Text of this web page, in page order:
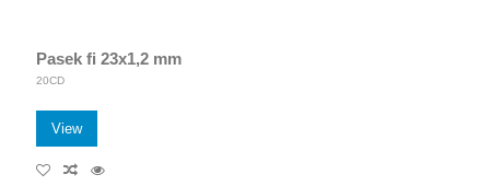
Pasek fi 23x1,2 mm
20CD
View